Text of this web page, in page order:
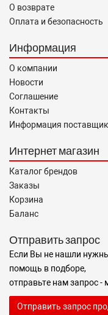
О возврате
Оплата и безопасность
Информация
О компании
Новости
Соглашение
Контакты
Информация
Интернет магазин
Каталог брендов
Заказы
Корзина
Баланс
Отправить запрос
Если Вы не нашли
помощь в подборе,
отправьте нам запрос
Отправить запрос